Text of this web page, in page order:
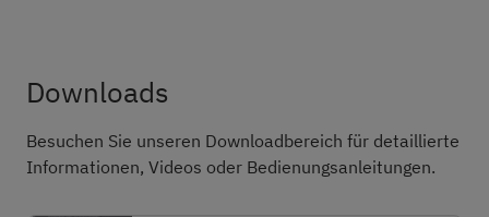
Downloads
Besuchen Sie unseren Downloadbereich für detaillierte
Informationen, Videos oder Bedienungsanleitungen.